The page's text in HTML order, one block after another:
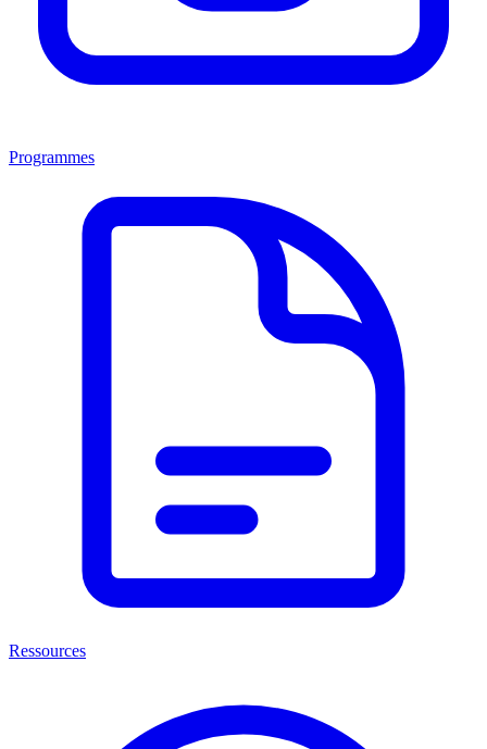
Programmes
Ressources